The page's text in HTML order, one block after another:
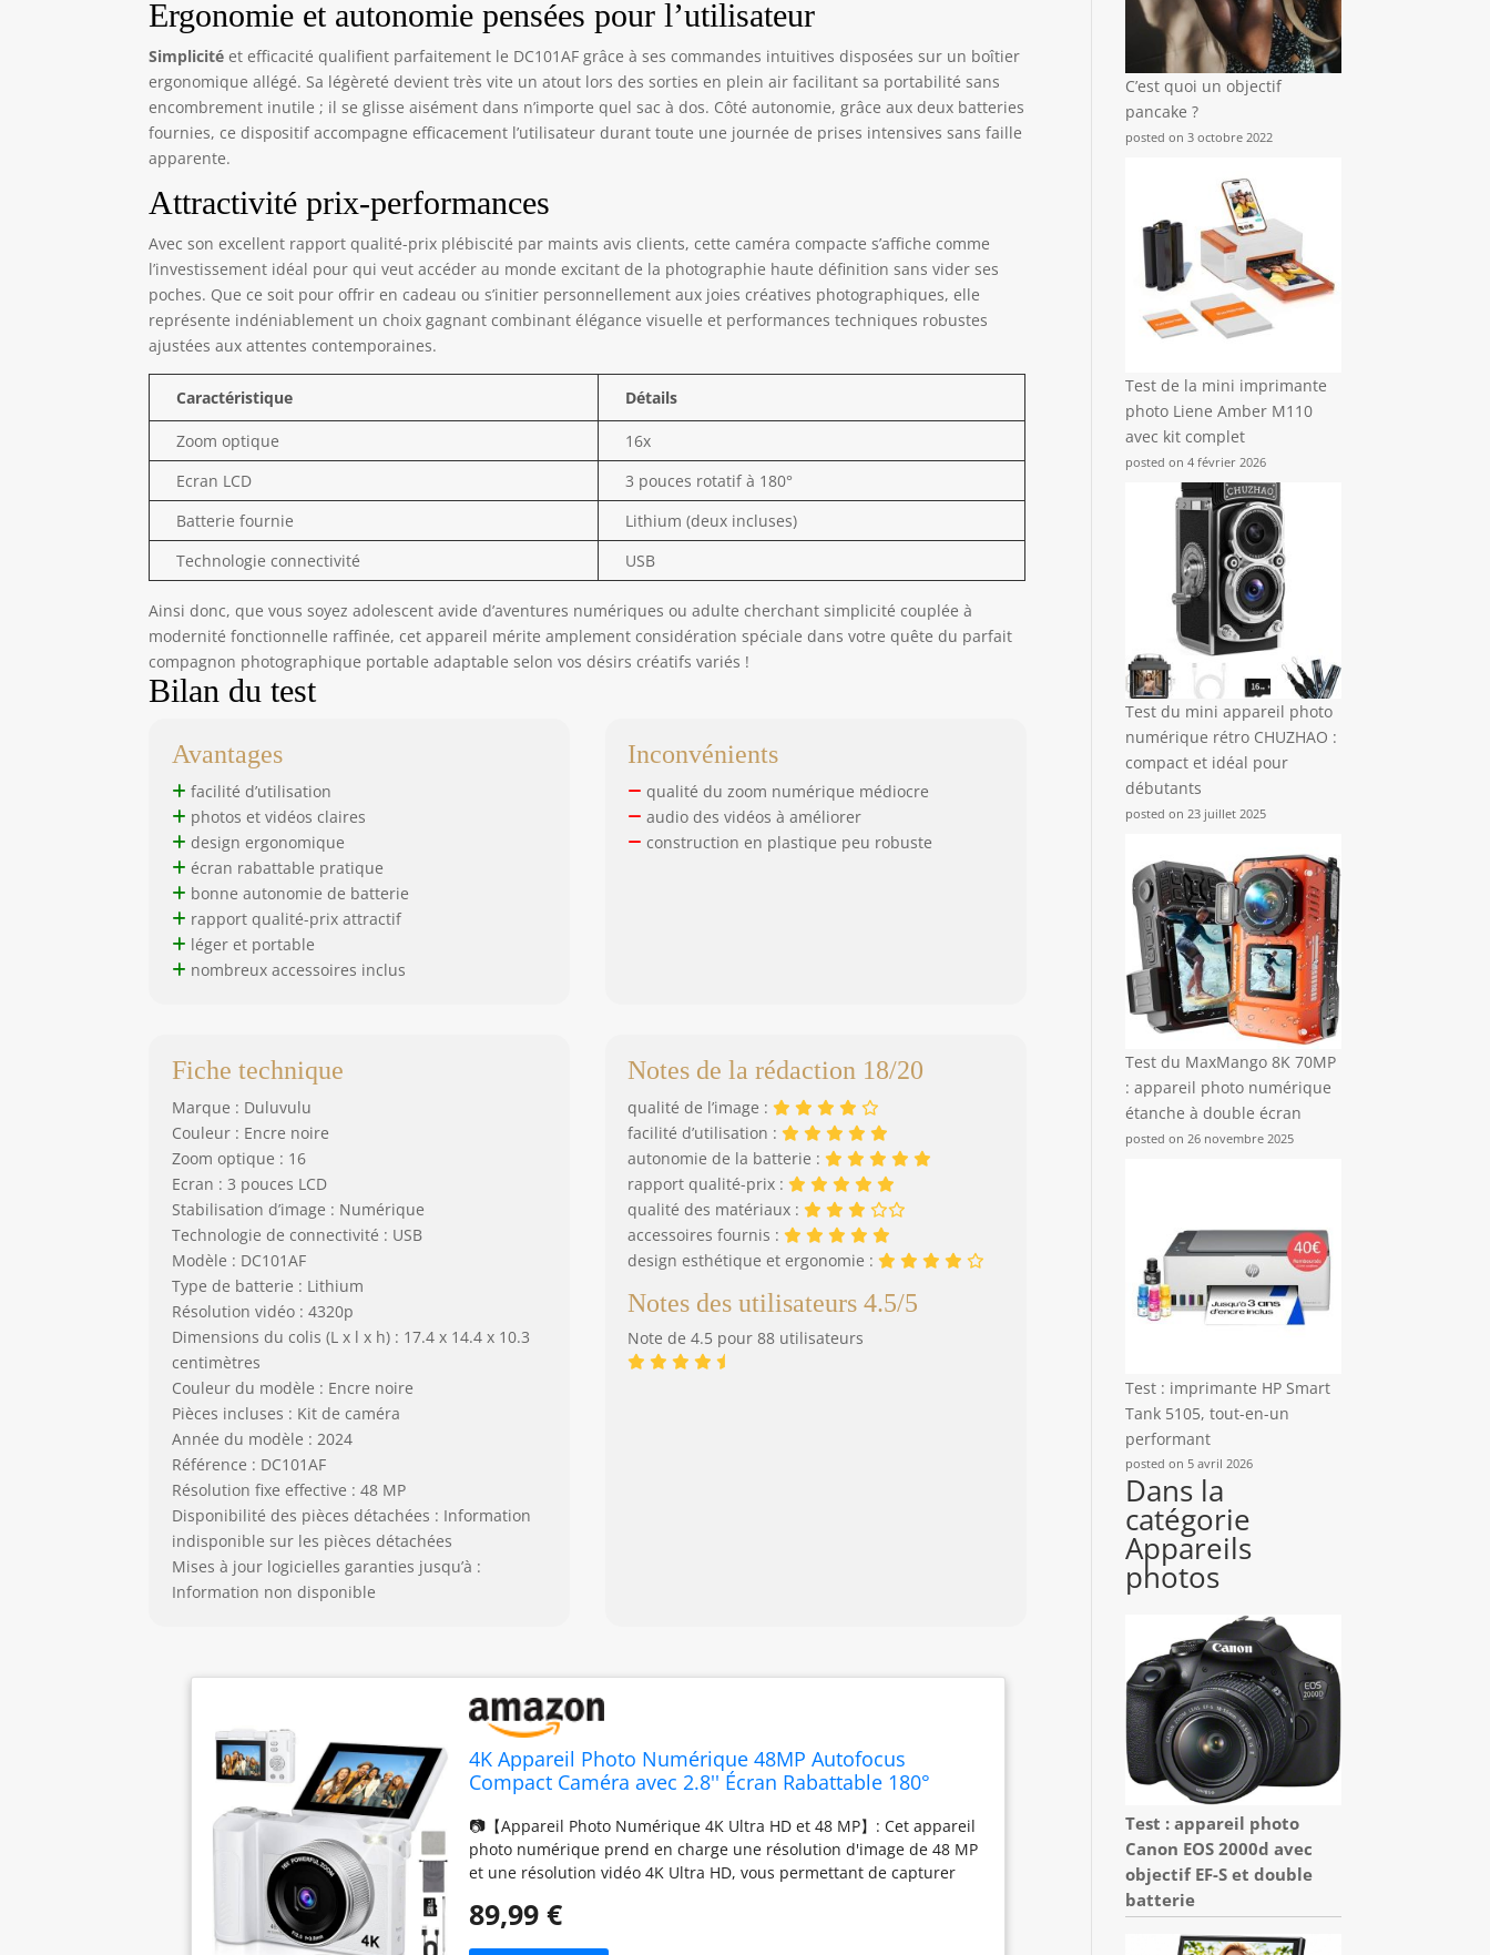
sourires. Elle propose également 20 filtres au choix pour répondre à
tous vos besoins photographiques, ce qui en fait le cadeau idéal
pour les débutants.
Ergonomie et autonomie pensées pour l’utilisateur
Simplicité et efficacité qualifient parfaitement le DC101AF grâce à ses commandes intuitives disposées sur un boîtier
ergonomique allégé. Sa légèreté devient très vite un atout lors des sorties en plein air facilitant sa portabilité sans
encombrement inutile ; il se glisse aisément dans n’importe quel sac à dos. Côté autonomie, grâce aux deux batteries
fournies, ce dispositif accompagne efficacement l’utilisateur durant toute une journée de prises intensives sans faille
apparente.
Attractivité prix-performances
Avec son excellent rapport qualité-prix plébiscité par maints avis clients, cette caméra compacte s’affiche comme
l’investissement idéal pour qui veut accéder au monde excitant de la photographie haute définition sans vider ses
poches. Que ce soit pour offrir en cadeau ou s’initier personnellement aux joies créatives photographiques, elle
représente indéniablement un choix gagnant combinant élégance visuelle et performances techniques robustes
ajustées aux attentes contemporaines.
Caractéristique Détails
Zoom optique
16x
Ecran LCD
3 pouces rotatif à 180°
Batterie fournie
Lithium (deux incluses)
Technologie connectivité
USB
Ainsi donc, que vous soyez adolescent avide d’aventures numériques ou adulte cherchant simplicité couplée à
modernité fonctionnelle raffinée, cet appareil mérite amplement considération spéciale dans votre quête du parfait
compagnon photographique portable adaptable selon vos désirs créatifs variés !
Bilan du test
Avantages
facilité d’utilisation
photos et vidéos claires
design ergonomique
écran rabattable pratique
bonne autonomie de batterie
rapport qualité-prix attractif
léger et portable
nombreux accessoires inclus
Inconvénients
qualité du zoom numérique médiocre
audio des vidéos à améliorer
construction en plastique peu robuste
Fiche technique
Marque : Duluvulu
Couleur : Encre noire
Zoom optique : 16
Ecran : 3 pouces LCD
Stabilisation d’image : Numérique
Technologie de connectivité : USB
Modèle : DC101AF
Type de batterie : Lithium
Résolution vidéo : 4320p
Dimensions du colis (L x l x h) : 17.4 x 14.4 x 10.3
centimètres
Couleur du modèle : Encre noire
Pièces incluses : Kit de caméra
Année du modèle : 2024
Référence : DC101AF
Résolution fixe effective : 48 MP
Disponibilité des pièces détachées : Information
indisponible sur les pièces détachées
Mises à jour logicielles garanties jusqu’à :
Information non disponible
Notes de la rédaction 18/20
qualité de l’image :
facilité d’utilisation :
autonomie de la batterie :
rapport qualité-prix :
qualité des matériaux :
accessoires fournis :
design esthétique et ergonomie :
Notes des utilisateurs 4.5/5
Note de 4.5 pour 88 utilisateurs
4K Appareil Photo Numérique 48MP Autofocus
Compact Caméra avec 2.8'' Écran Rabattable 180°
pour Adolescents Débutants Adulte (Noir) (Blanc)
📷【Appareil Photo Numérique 4K Ultra HD et 48 MP】: Cet appareil
photo numérique prend en charge une résolution d'image de 48 MP
et une résolution vidéo 4K Ultra HD, vous permettant de capturer
un réalisme optimal et de réaliser des photos ou des vidéos de
89,99 €
C’est quoi un objectif
pancake ?
posted on 3 octobre 2022
Test de la mini imprimante
photo Liene Amber M110
avec kit complet
posted on 4 février 2026
Test du mini appareil photo
numérique rétro CHUZHAO :
compact et idéal pour
débutants
posted on 23 juillet 2025
Test du MaxMango 8K 70MP
: appareil photo numérique
étanche à double écran
posted on 26 novembre 2025
Test : imprimante HP Smart
Tank 5105, tout-en-un
performant
posted on 5 avril 2026
Dans la
catégorie
Appareils
photos
Test : appareil photo
Canon EOS 2000d avec
objectif EF-S et double
batterie